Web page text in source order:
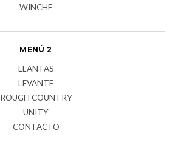
WINCHE
MENÚ 2
LLANTAS
LEVANTE
ROUGH COUNTRY
UNITY
CONTACTO